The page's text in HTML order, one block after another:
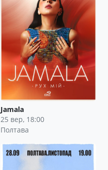
Jamala
25 вер, 18:00
Полтава